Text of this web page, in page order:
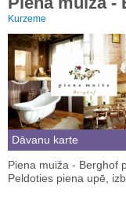
Kurzeme
Dāvanu karte
Piena muiža - Berghof
Peldoties piena upē,